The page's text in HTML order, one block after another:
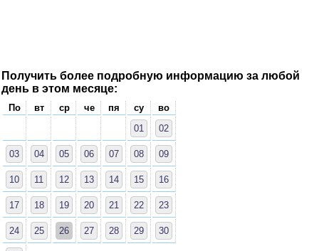
Получить более подробную информацию за любой
день в этом месяце:
По вт ср че пя су
во
01
02
03 04 05 06 07 08 09
10 11 12 13 14 15 16
17 18 19 20 21 22 23
24 25 26 27 28 29 30